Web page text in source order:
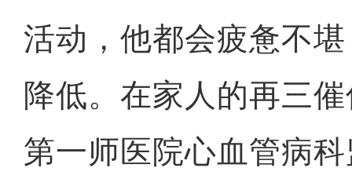
活动，他都会疲惫不
降低。在家人的再三
第一师医院心血管病